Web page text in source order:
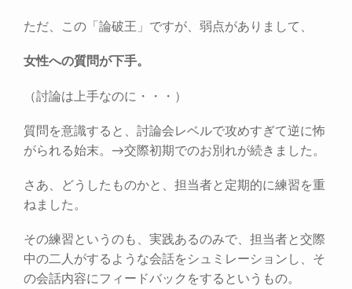
ただ、この「論破王」ですが、弱点がありまして、
女性への質問が下手。
（討論は上手なのに・・・）
質問を意識すると、討論会レベルで攻めすぎて逆に怖
がられる始末。→交際初期でのお別れが続きました。
さあ、どうしたものかと、担当者と定期的に練習を重
ねました。
その練習というのも、実践あるのみで、担当者と交際
中の二人がするような会話をシュミレーションし、そ
の会話内容にフィードバックをするというもの。